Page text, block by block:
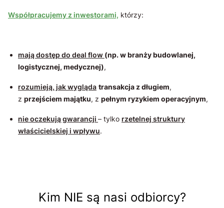
Współpracujemy z inwestorami, którzy:
mają dostęp do deal flow (np. w branży budowlanej,
logistycznej, medycznej),
rozumieją, jak wygląda transakcja z długiem,
z przejściem majątku, z pełnym ryzykiem operacyjnym,
nie oczekują gwarancji – tylko rzetelnej struktury
właścicielskiej i wpływu.
Kim NIE są nasi odbiorcy?